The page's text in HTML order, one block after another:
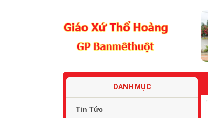
DANH MỤC
Tin Tức